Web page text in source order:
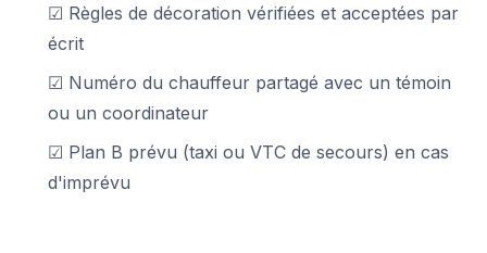
☑ Règles de décoration vérifiées et acceptées par
écrit
☑ Numéro du chauffeur partagé avec un témoin
ou un coordinateur
☑ Plan B prévu (taxi ou VTC de secours) en cas
d'imprévu